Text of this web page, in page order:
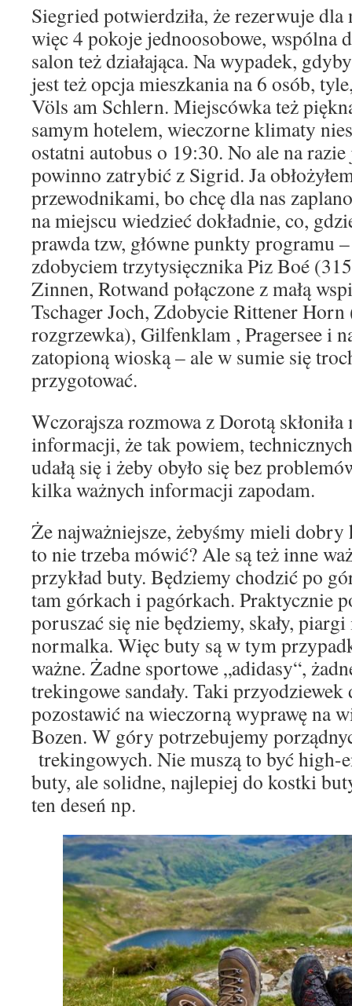
Siegried potwierdziła, że rezerwuje
więc 4 pokoje jednoosobowe, wspólna
salon też działająca. Na wypadek,
jest też opcja mieszkania na 6 osób,
Völs am Schlern. Miejscówka też
samym hotelem, wieczorne klimaty
ostatni autobus o 19:30. No ale na
powinno zatrybić z Sigrid. Ja
przewodnikami, bo chcę dla nas
na miejscu wiedzieć dokładnie, co,
prawda tzw, główne punkty programu
zdobyciem trzytysięcznika Piz Boé
Zinnen, Rotwand połączone z małą
Tschager Joch, Zdobycie Rittener Horn
rozgrzewka), Gilfenklam , Pragersee i
zatopioną wioską – ale w sumie się
przygotować.
Wczorajsza rozmowa z Dorotą
informacji, że tak powiem,
udałą się i żeby obyło się bez
kilka ważnych informacji zapodam.
Że najważniejsze, żebyśmy mieli
to nie trzeba mówić? Ale są też inne
przykład buty. Będziemy chodzić po
tam górkach i pagórkach. Praktycznie
poruszać się nie będziemy, skały,
normalka. Więc buty są w tym
ważne. Żadne sportowe „adidasy“,
trekingowe sandały. Taki
pozostawić na wieczorną wyprawę na
Bozen. W góry potrzebujemy
trekingowych. Nie muszą to być high-
buty, ale solidne, najlepiej do kostki
ten deseń np.